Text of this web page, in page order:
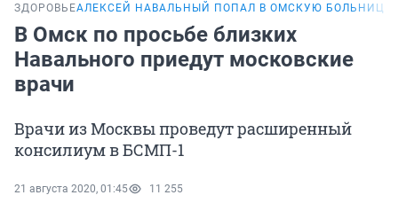
ЗДОРОВЬЕАЛЕКСЕЙ НАВАЛЬНЫЙ ПОПАЛ В ОМСКУЮ БОЛЬНИЦУ
В Омск по просьбе близких
Навального приедут московские
врачи
Врачи из Москвы проведут расширенный
консилиум в БСМП-1
21 августа 2020, 01:45 11 255